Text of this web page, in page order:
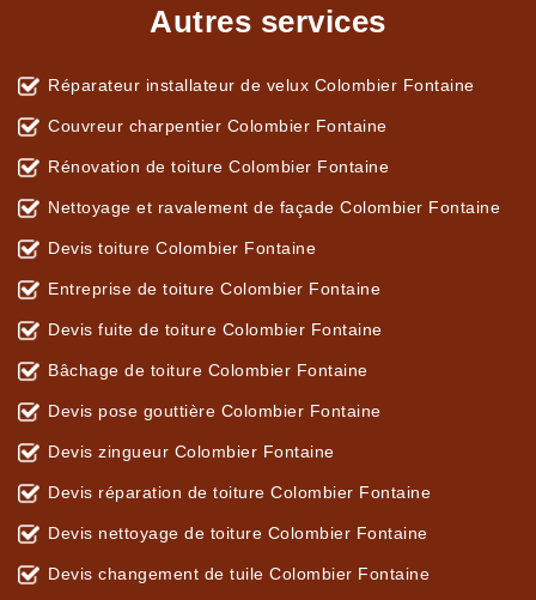
Autres services
Réparateur installateur de velux Colombier Fontaine
Couvreur charpentier Colombier Fontaine
Rénovation de toiture Colombier Fontaine
Nettoyage et ravalement de façade Colombier Fontaine
Devis toiture Colombier Fontaine
Entreprise de toiture Colombier Fontaine
Devis fuite de toiture Colombier Fontaine
Bâchage de toiture Colombier Fontaine
Devis pose gouttière Colombier Fontaine
Devis zingueur Colombier Fontaine
Devis réparation de toiture Colombier Fontaine
Devis nettoyage de toiture Colombier Fontaine
Devis changement de tuile Colombier Fontaine